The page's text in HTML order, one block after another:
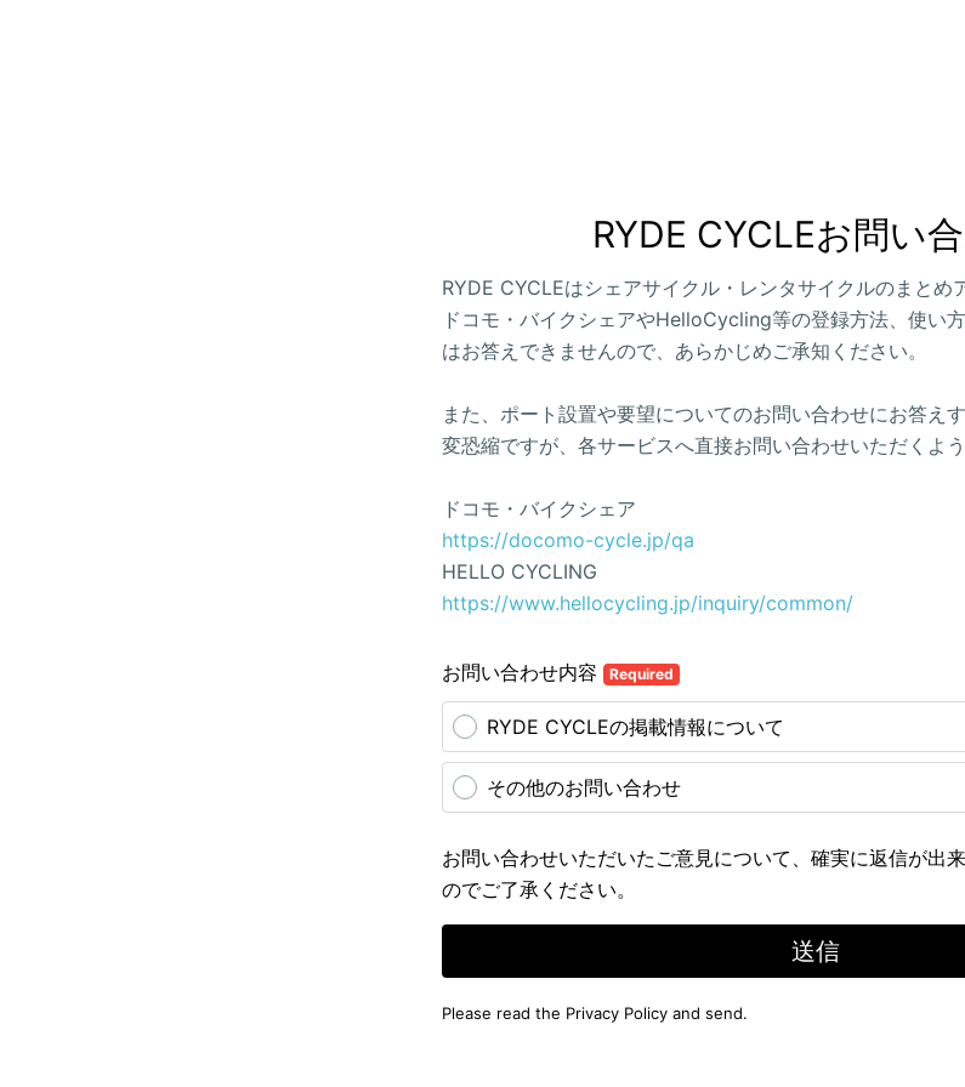
RYDE CYCLEお問い
RYDE CYCLEはシェアサイクル・レンタサイクルのまとめ
ドコモ・バイクシェアやHelloCycling等の登録方法、使い
はお答えできませんので、あらかじめご承知ください。
また、ポート設置や要望についてのお問い合わせにお答え
変恐縮ですが、各サービスへ直接お問い合わせいただくよ
ドコモ・バイクシェア
https://docomo-cycle.jp/qa
HELLO CYCLING
https://www.hellocycling.jp/inquiry/common/
お問い合わせ内容 Required
RYDE CYCLEの掲載情報について
その他のお問い合わせ
お問い合わせいただいたご意見について、確実に返信が出
のでご了承ください。
送信
Please read the Privacy Policy and send.